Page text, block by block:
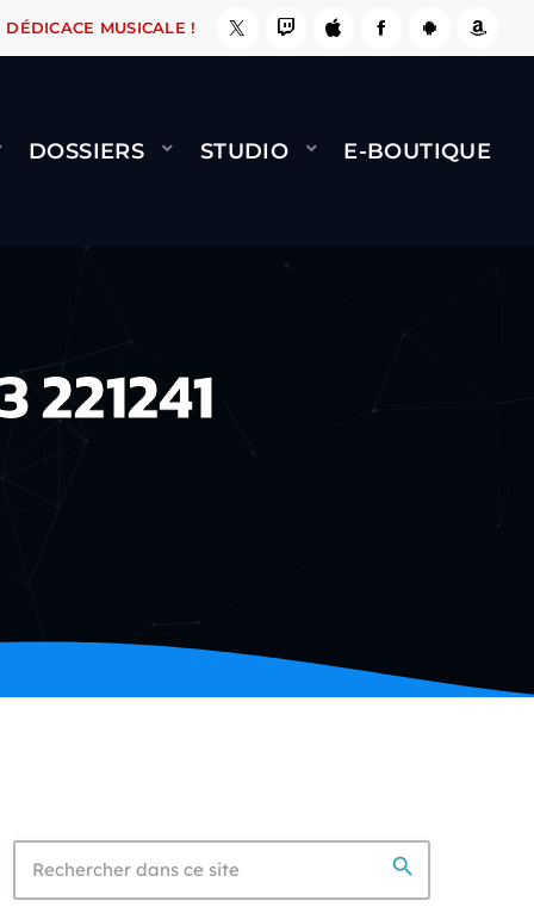
LE FAIT ! NAMI BERNARD MINET - FLY
DÉDICACE MUSICALE !
DOSSIERS STUDIO E-BOUTIQUE
search